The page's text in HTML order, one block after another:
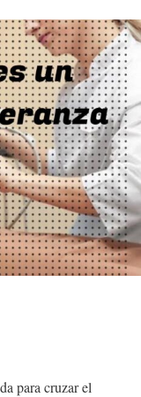
para cruzar el